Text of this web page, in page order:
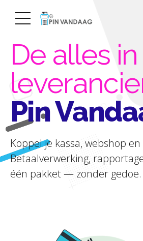
De alles in
Pin
Koppel je kassa, webshop
Betaalverwerking,
één pakket — zonder gedoe.